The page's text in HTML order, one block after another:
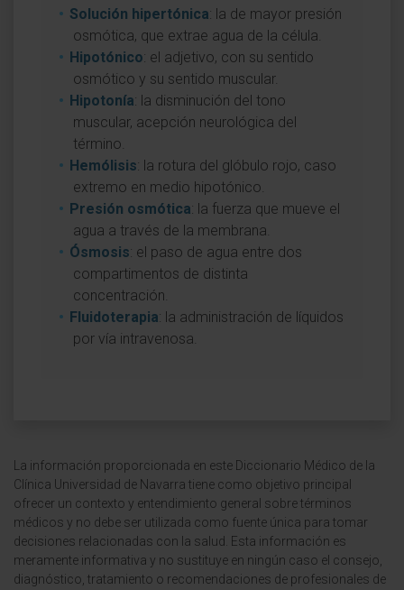
Solución hipertónica: la de mayor presión
osmótica, que extrae agua de la célula.
Hipotónico: el adjetivo, con su sentido
osmótico y su sentido muscular.
Hipotonía: la disminución del tono
muscular, acepción neurológica del
término.
Hemólisis: la rotura del glóbulo rojo, caso
extremo en medio hipotónico.
Presión osmótica: la fuerza que mueve el
agua a través de la membrana.
Ósmosis: el paso de agua entre dos
compartimentos de distinta
concentración.
Fluidoterapia: la administración de líquidos
por vía intravenosa.
La información proporcionada en este Diccionario Médico de la
Clínica Universidad de Navarra tiene como objetivo principal
ofrecer un contexto y entendimiento general sobre términos
médicos y no debe ser utilizada como fuente única para tomar
decisiones relacionadas con la salud. Esta información es
meramente informativa y no sustituye en ningún caso el consejo,
diagnóstico, tratamiento o recomendaciones de profesionales de